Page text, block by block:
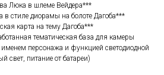
Люка в шлеме Вейдера***
в стиле диорамы на болоте Дагоба***
карта на тему Дагоба***
тематическая база для камеры
персонажа и функцией светодиодной
свет, питание от батареи)